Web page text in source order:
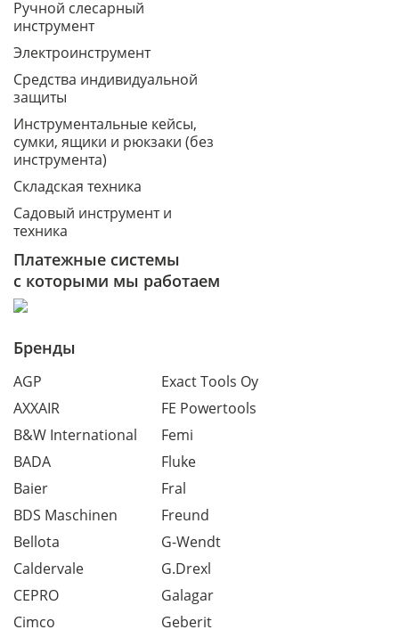
Ручной слесарный
инструмент
Электроинструмент
Средства индивидуальной
защиты
Инструментальные кейсы,
сумки, ящики и рюкзаки (без
инструмента)
Складская техника
Садовый инструмент и
техника
Платежные системы
с которыми мы работаем
Бренды
AGP
AXXAIR
B&W International
BADA
Baier
BDS Maschinen
Bellota
Caldervale
CEPRO
Cimco
Exact Tools Oy
FE Powertools
Femi
Fluke
Fral
Freund
G-Wendt
G.Drexl
Galagar
Geberit